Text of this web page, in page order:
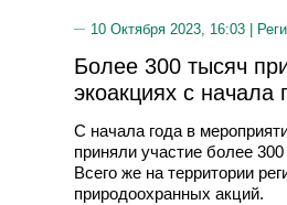
10 Октября 2023, 16:03 |
Более 300 тысяч
экоакциях с начала
С начала года в
приняли участие более
Всего же на территории
природоохранных акций.